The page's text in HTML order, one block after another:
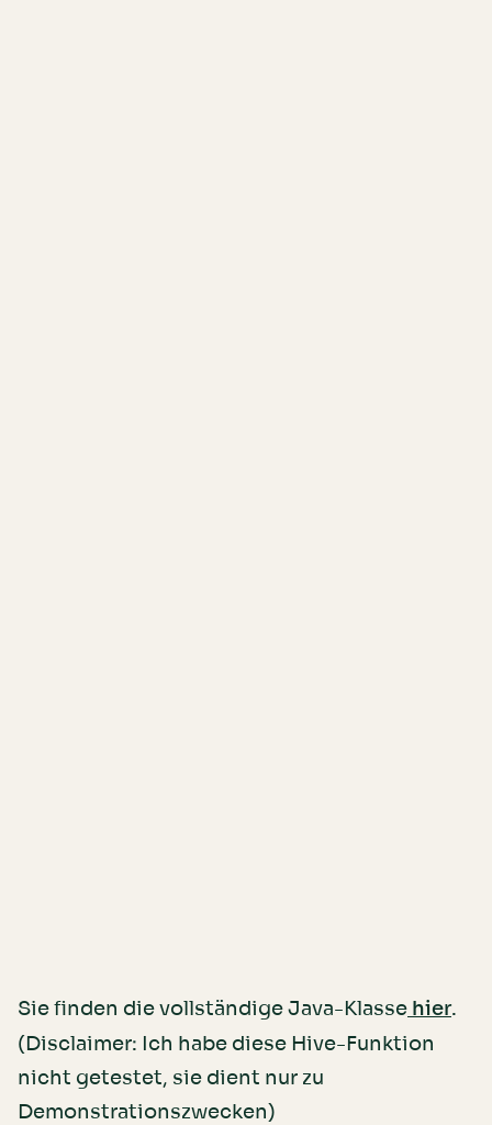
Sie finden die vollständige Java-Klasse hier.
(Disclaimer: Ich habe diese Hive-Funktion
nicht getestet, sie dient nur zu
Demonstrationszwecken)